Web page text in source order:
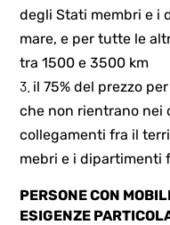
degli Stati membri e i
mare, e per tutte le
tra 1500 e 3500 km
il 75% del prezzo
che non rientrano nei
collegamenti fra il
mebri e i dipartimenti
PERSONE CON
ESIGENZE